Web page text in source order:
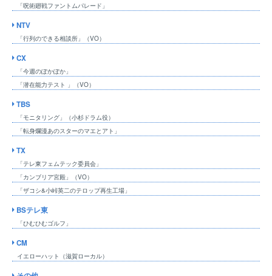
「呪術廻戦ファントムパレード」
NTV
「行列のできる相談所」（VO）
CX
「今週のぽかぽか」
「潜在能力テスト 」（VO）
TBS
「モニタリング」（小杉ドラム役）
「転身爛漫あのスターのマエとアト」
TX
「テレ東フェムテック委員会」
「カンブリア宮殿」（VO）
「ザコシ&小峠英二のテロップ再生工場」
BSテレ東
「ひむひむゴルフ」
CM
イエローハット（滋賀ローカル）